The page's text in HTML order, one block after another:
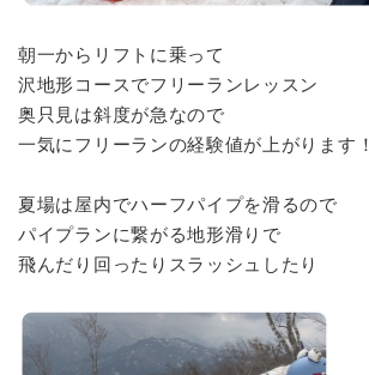
朝一からリフトに乗って
沢地形コースでフリーランレッスン
奥只見は斜度が急なので
一気にフリーランの経験値が上がります！
夏場は屋内でハーフパイプを滑るので
パイプランに繋がる地形滑りで
飛んだり回ったりスラッシュしたり